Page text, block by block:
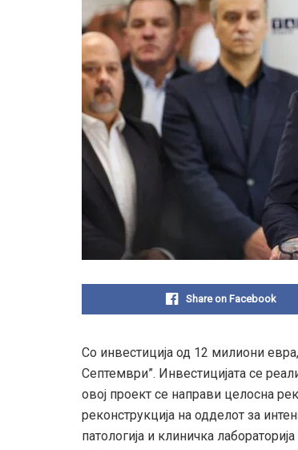
Share on Facebook
Со инвестиција од 12 милиони
Септември”. Инвестицијата се
овој проект се направи целосна
реконструкција на одделот за
патологија и клиничка